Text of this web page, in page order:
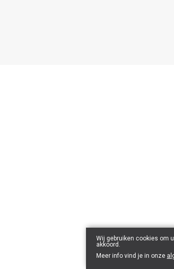
Wij gebruiken cookies om
akkoord.
Meer info vind je in onze